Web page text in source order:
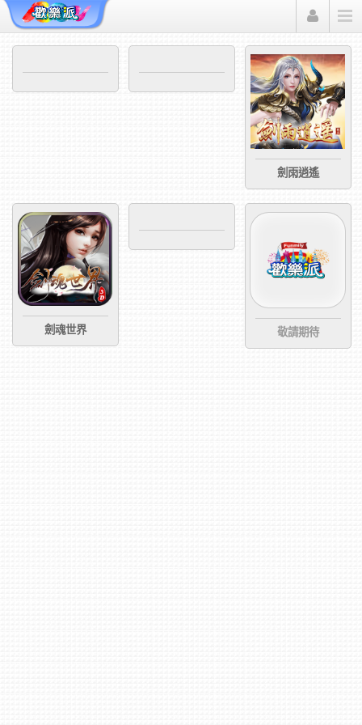
劍雨逍遙
劍魂世界 敬請期待